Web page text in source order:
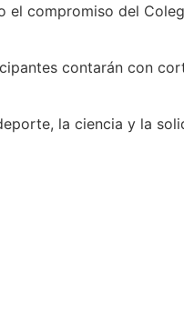
el compromiso del
contarán con
la ciencia y la